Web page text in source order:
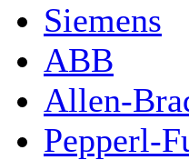
Siemens
ABB
Allen-
Pepperl-